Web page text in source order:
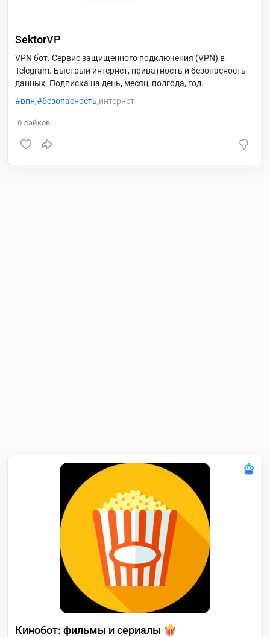
SektorVP
VPN бот. Сервис защищенного подключения (VPN) в
Telegram. Быстрый интернет, приватность и безопасность
данных. Подписка на день, месяц, полгода, год.
впн, безопасность,интернет
0 лайков
Кинобот: фильмы и сериалы 🍿